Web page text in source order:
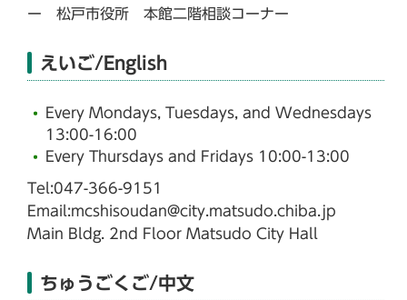
ー 松戸市役所 本館二階相談コーナー
えいご/English
Every Mondays, Tuesdays, and Wednesdays
13:00-16:00
Every Thursdays and Fridays 10:00-13:00
Tel:047-366-9151
Email:mcshisoudan@city.matsudo.chiba.jp
Main Bldg. 2nd Floor Matsudo City Hall
ちゅうごくご/中文